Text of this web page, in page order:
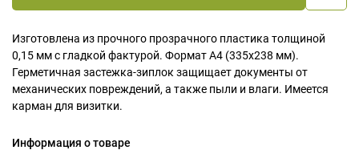
Изготовлена из прочного прозрачного пластика толщиной
0,15 мм с гладкой фактурой. Формат А4 (335х238 мм).
Герметичная застежка-зиплок защищает документы от
механических повреждений, а также пыли и влаги. Имеется
карман для визитки.
Информация о товаре